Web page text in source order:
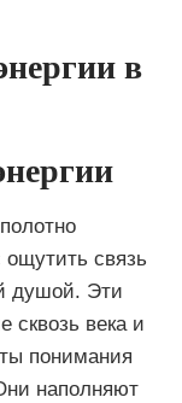
в
связь
душой. Эти
сквозь века и
понимания
наполняют